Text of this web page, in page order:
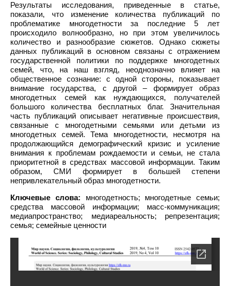
Результаты исследования, приведенные в статье,
показали, что изменение количества публикаций по
проблематике многодетности за последние 5 лет
происходило волнообразно, но при этом увеличилось
количество и разнообразие сюжетов. Однако сюжеты
данных публикаций в основном связаны с отражением
государственной политики по поддержке многодетных
семей, что, на наш взгляд, неоднозначно влияет на
общественное сознание: с одной стороны, показывает
внимание государства, с другой – формирует образ
многодетных семей как нуждающихся, получателей
большого количества бесплатных благ. Значительная
часть публикаций описывает негативные происшествия,
связанные с многодетными семьями или детьми из
многодетных семей. Тема многодетности, несмотря на
продолжающийся демографический кризис и усиление
внимания к проблемам рождаемости и семьи, не стала
приоритетной в средствах массовой информации. Таким
образом, СМИ формирует в большей степени
непривлекательный образ многодетности.
Ключевые слова: многодетность; многодетные семьи;
средства массовой информации; масс-коммуникация;
медиапространство; медиареальность; репрезентация;
семья; семейные ценности